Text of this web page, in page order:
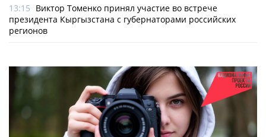
13:15 Виктор Томенко принял участие во встрече
президента Кыргызстана с губернаторами российских
регионов